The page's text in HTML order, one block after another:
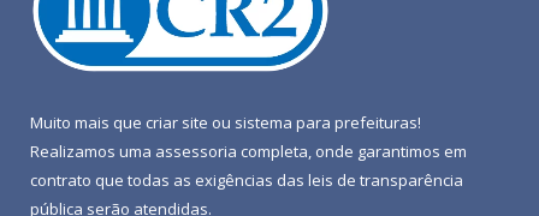
Muito mais que criar site ou sistema para prefeituras!
Realizamos uma assessoria completa, onde garantimos em
contrato que todas as exigências das leis de transparência
pública serão atendidas.